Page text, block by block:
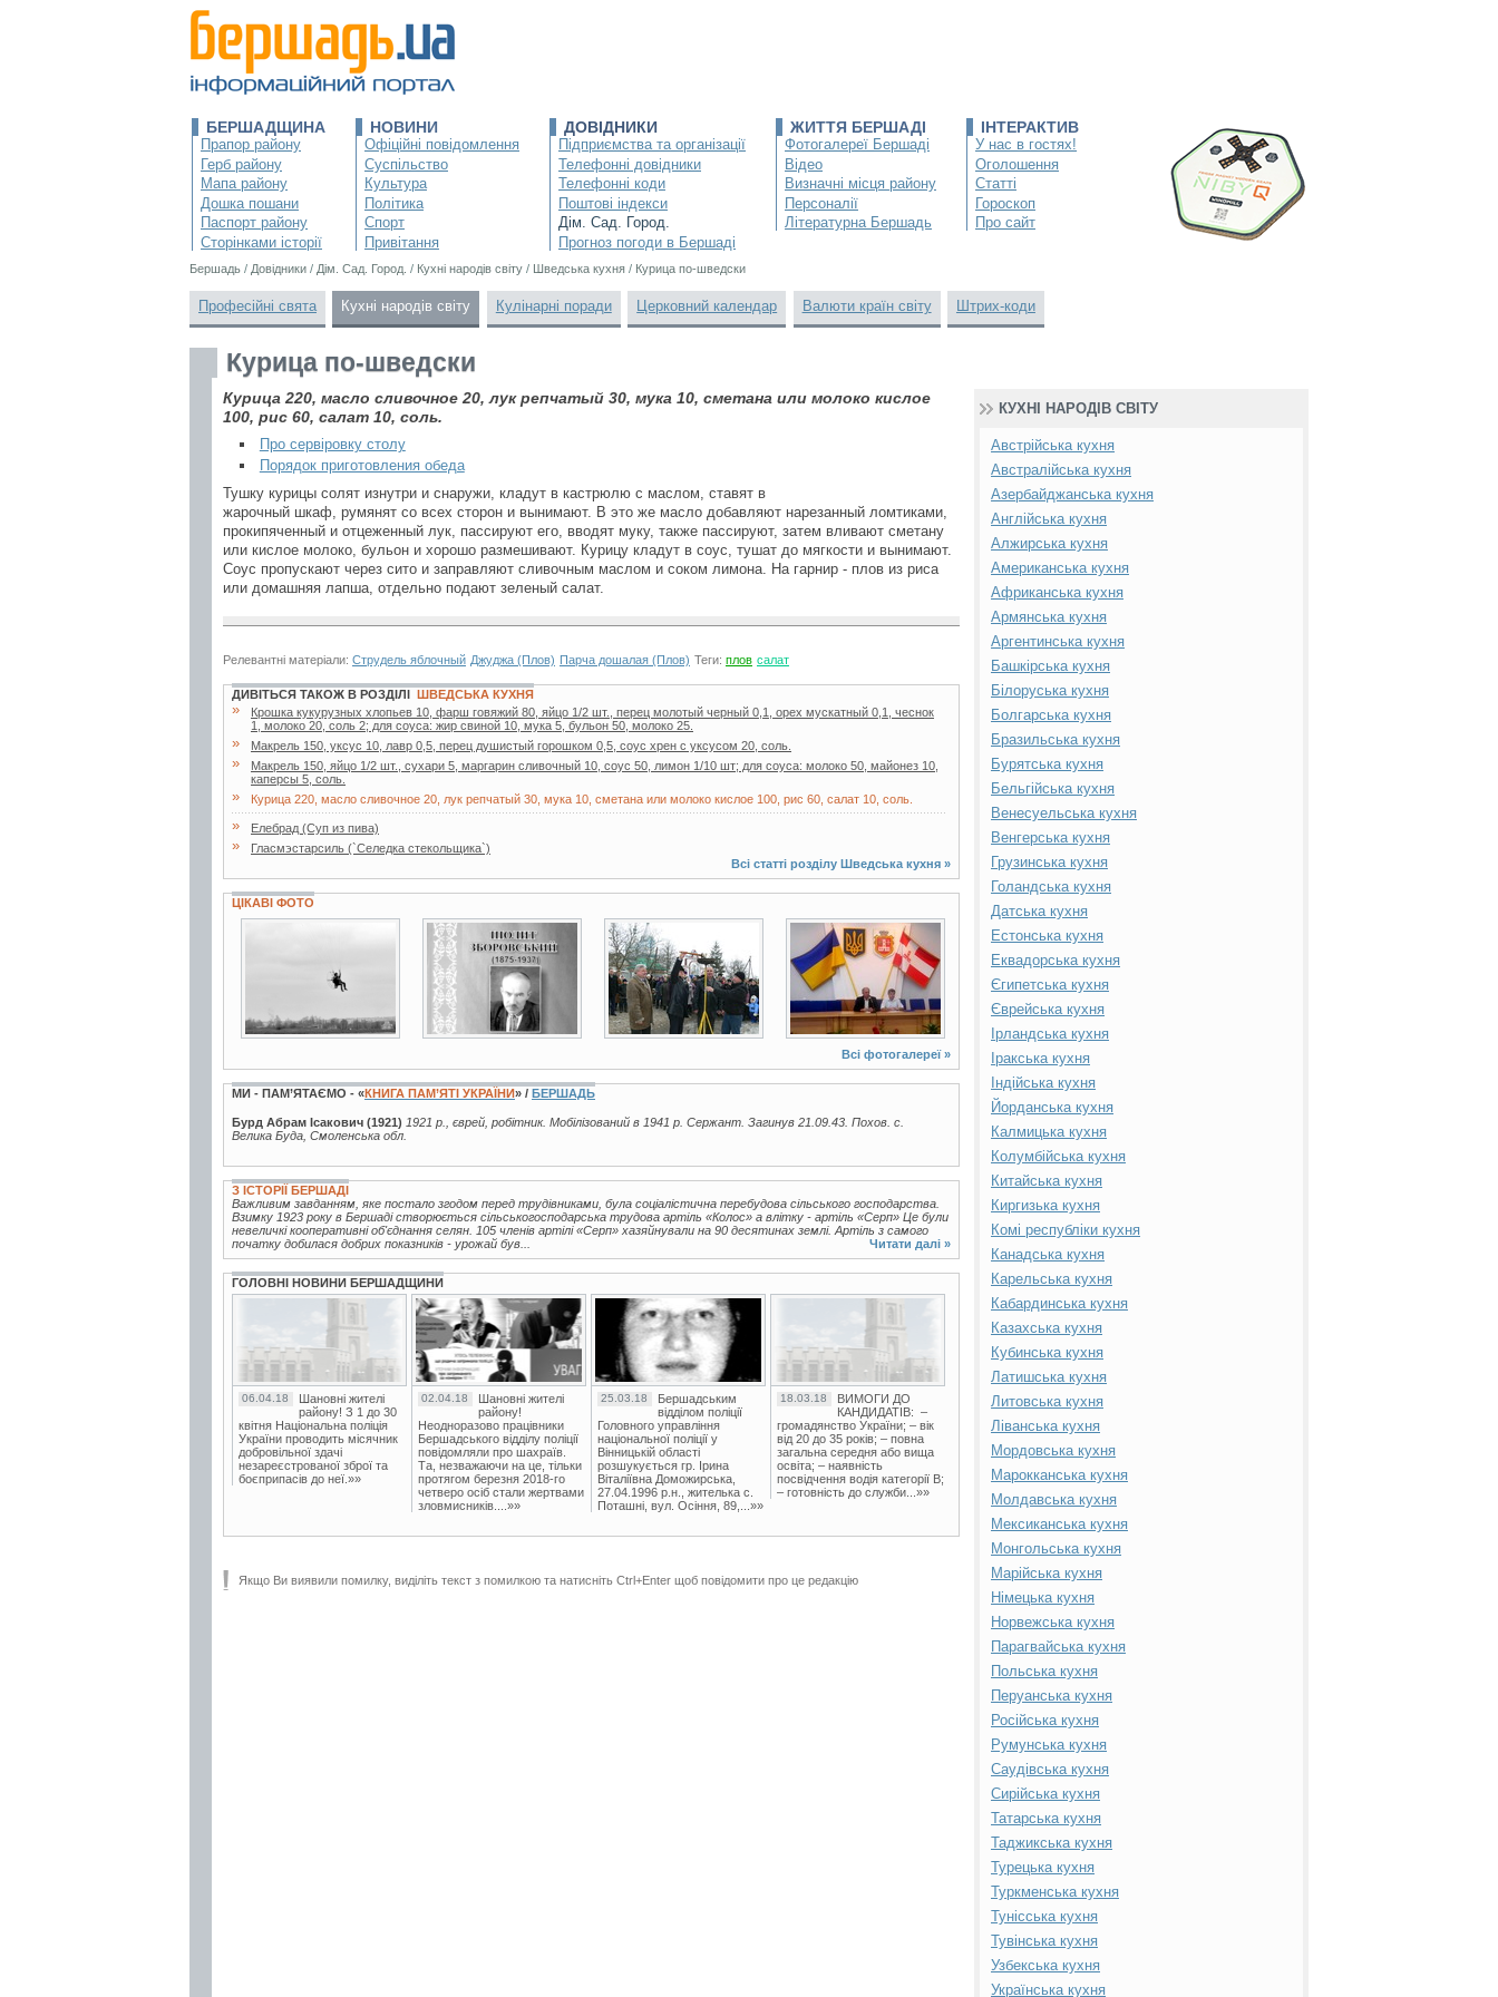
БЕРШАДЩИНА
Прапор району
Герб району
Мапа району
Дошка пошани
Паспорт району
Сторінками історії
НОВИНИ
Офіційні повідомлення
Суспільство
Культура
Політика
Спорт
Привітання
ДОВІДНИКИ
Підприємства та організації
Телефонні довідники
Телефонні коди
Поштові індекси
Дім. Сад. Город.
Прогноз погоди в Бершаді
ЖИТТЯ БЕРШАДІ
Фотогалереї Бершаді
Відео
Визначні місця району
Персоналії
Літературна Бершадь
ІНТЕРАКТИВ
У нас в гостях!
Оголошення
Статті
Гороскоп
Про сайт
Бершадь / Довідники / Дім. Сад. Город. / Кухні народів світу / Шведська кухня / Курица по-шведски
Професійні свята Кухні народів світу Кулінарні поради Церковний календар Валюти країн світу Штрих-коди
Курица по-шведски
Курица 220, масло сливочное 20, лук репчатый 30, мука 10, сметана или молоко кислое
100, рис 60, салат 10, соль.
Про сервіровку столу
Порядок приготовления обеда
Тушку курицы солят изнутри и снаружи, кладут в кастрюлю с маслом, ставят в
жарочный шкаф, румянят со всех сторон и вынимают. В это же масло добавляют нарезанный ломтиками,
прокипяченный и отцеженный лук, пассируют его, вводят муку, также пассируют, затем вливают сметану
или кислое молоко, бульон и хорошо размешивают. Курицу кладут в соус, тушат до мягкости и вынимают.
Соус пропускают через сито и заправляют сливочным маслом и соком лимона. На гарнир - плов из риса
или домашняя лапша, отдельно подают зеленый салат.
Релевантні матеріали: Струдель яблочный Джуджа (Плов) Парча дошалая (Плов) Теги: плов салат
ДИВІТЬСЯ ТАКОЖ В РОЗДІЛІ ШВЕДСЬКА КУХНЯ
»
Крошка кукурузных хлопьев 10, фарш говяжий 80, яйцо 1/2 шт., перец молотый черный 0,1, орех мускатный 0,1, чеснок
1, молоко 20, соль 2; для соуса: жир свиной 10, мука 5, бульон 50, молоко 25.
» Макрель 150, уксус 10, лавр 0,5, перец душистый горошком 0,5, соус хрен с уксусом 20, соль.
»
Макрель 150, яйцо 1/2 шт., сухари 5, маргарин сливочный 10, соус 50, лимон 1/10 шт; для соуса: молоко 50, майонез 10,
каперсы 5, соль.
» Курица 220, масло сливочное 20, лук репчатый 30, мука 10, сметана или молоко кислое 100, рис 60, салат 10, соль.
» Елебрад (Суп из пива)
»
Гласмэстарсиль (`Селедка стекольщика`)
Всі статті розділу Шведська кухня »
ЦІКАВІ ФОТО
3 фото 7 фото 6 фото
Всі фотогалереї »
МИ - ПАМ’ЯТАЄМО - «КНИГА ПАМ’ЯТІ УКРАЇНИ» / БЕРШАДЬ
Бурд Абрам Ісакович (1921) 1921 р., єврей, робітник. Мобілізований в 1941 р. Сержант. Загинув 21.09.43. Похов. с.
Велика Буда, Смоленська обл.
З ІСТОРІЇ БЕРШАДІ
Важливим завданням, яке постало згодом перед трудівниками, була соціалістична перебудова сільського господарства.
Взимку 1923 року в Бершаді створюється сільськогосподарська трудова артіль «Колос» а влітку - артіль «Серп» Це були
невеличкі кооперативні об'єднання селян. 105 членів артілі «Серп» хазяйнували на 90 десятинах землі. Артіль з самого
початку добилася добрих показників - урожай був...
Читати далі »
ГОЛОВНІ НОВИНИ БЕРШАДЩИНИ
06.04.18
Шановні жителі
району! З 1 до 30
квітня Національна поліція
України проводить місячник
добровільної здачі
незареєстрованої зброї та
боєприпасів до неї.»»
02.04.18
Шановні жителі
району!
Неодноразово працівники
Бершадського відділу поліції
повідомляли про шахраїв.
Та, незважаючи на це, тільки
протягом березня 2018-го
четверо осіб стали жертвами
зловмисників....»»
25.03.18
Бершадським
відділом поліції
Головного управління
національної поліції у
Вінницькій області
розшукується гр. Ірина
Віталіївна Доможирська,
27.04.1996 р.н., жителька с.
Поташні, вул. Осіння, 89,...»»
18.03.18
ВИМОГИ ДО
КАНДИДАТІВ: –
громадянство України; – вік
від 20 до 35 років; – повна
загальна середня або вища
освіта; – наявність
посвідчення водія категорії В;
– готовність до служби...»»
Якщо Ви виявили помилку, виділіть текст з помилкою та натисніть Ctrl+Enter щоб повідомити про це редакцію
КУХНІ НАРОДІВ СВІТУ
Австрійська кухня
Австралійська кухня
Азербайджанська кухня
Англійська кухня
Алжирська кухня
Американська кухня
Африканська кухня
Армянська кухня
Аргентинська кухня
Башкірська кухня
Білоруська кухня
Болгарська кухня
Бразильська кухня
Бурятська кухня
Бельгійська кухня
Венесуельська кухня
Венгерська кухня
Грузинська кухня
Голандська кухня
Датська кухня
Естонська кухня
Еквадорська кухня
Єгипетська кухня
Єврейська кухня
Ірландська кухня
Іракська кухня
Індійська кухня
Йорданська кухня
Калмицька кухня
Колумбійська кухня
Китайська кухня
Киргизька кухня
Комі республіки кухня
Канадська кухня
Карельська кухня
Кабардинська кухня
Казахська кухня
Кубинська кухня
Латишська кухня
Литовська кухня
Ліванська кухня
Мордовська кухня
Марокканська кухня
Молдавська кухня
Мексиканська кухня
Монгольська кухня
Марійська кухня
Німецька кухня
Норвежська кухня
Парагвайська кухня
Польська кухня
Перуанська кухня
Російська кухня
Румунська кухня
Саудівська кухня
Сирійська кухня
Татарська кухня
Таджикська кухня
Турецька кухня
Туркменська кухня
Тунісська кухня
Тувінська кухня
Узбекська кухня
Українська кухня